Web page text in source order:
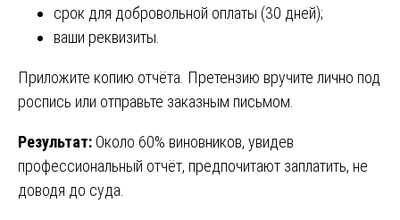
срок для добровольной оплаты (30 дней);
ваши реквизиты.
Приложите копию отчёта. Претензию вручите лично под
роспись или отправьте заказным письмом.
Результат: Около 60% виновников, увидев
профессиональный отчёт, предпочитают заплатить, не
доводя до суда.